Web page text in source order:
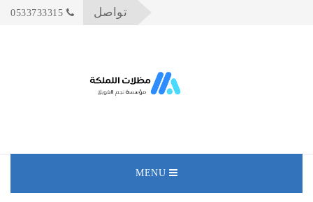
تواصل
MENU